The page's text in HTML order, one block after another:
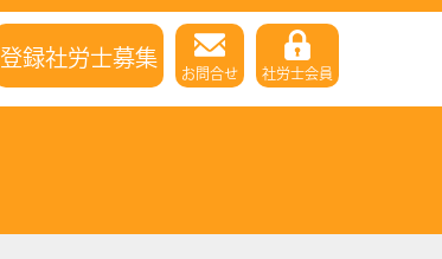
登録社労士募集 お問合せ 社労士会員